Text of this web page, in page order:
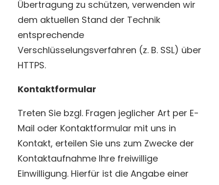
Übertragung zu schützen, verwenden wir
dem aktuellen Stand der Technik
entsprechende
Verschlüsselungsverfahren (z. B. SSL) über
HTTPS.
Kontaktformular
Treten Sie bzgl. Fragen jeglicher Art per E-
Mail oder Kontaktformular mit uns in
Kontakt, erteilen Sie uns zum Zwecke der
Kontaktaufnahme Ihre freiwillige
Einwilligung. Hierfür ist die Angabe einer